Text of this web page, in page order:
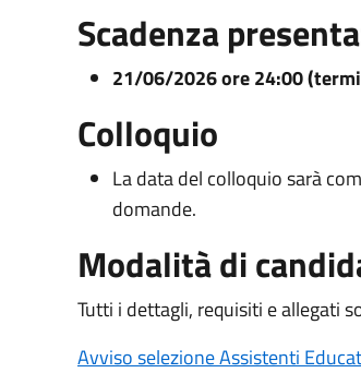
Scadenza
21/06/2026 ore 24:00
Colloquio
La data del colloquio sarà
domande.
Modalità di
Tutti i dettagli, requisiti e allegati
Avviso selezione Assistenti Educat